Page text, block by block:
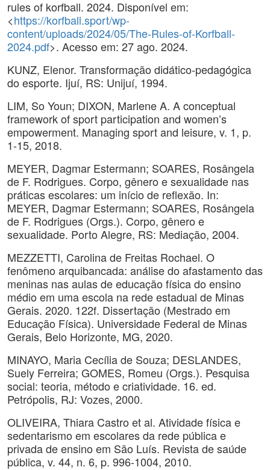
rules of korfball. 2024. Disponível em:
<https://korfball.sport/wp-
content/uploads/2024/05/The-Rules-of-Korfball-
2024.pdf>. Acesso em: 27 ago. 2024.
KUNZ, Elenor. Transformação didático-pedagógica
do esporte. Ijuí, RS: Unijuí, 1994.
LIM, So Youn; DIXON, Marlene A. A conceptual
framework of sport participation and women’s
empowerment. Managing sport and leisure, v. 1, p.
1-15, 2018.
MEYER, Dagmar Estermann; SOARES, Rosângela
de F. Rodrigues. Corpo, gênero e sexualidade nas
práticas escolares: um início de reflexão. In:
MEYER, Dagmar Estermann; SOARES, Rosângela
de F. Rodrigues (Orgs.). Corpo, gênero e
sexualidade. Porto Alegre, RS: Mediação, 2004.
MEZZETTI, Carolina de Freitas Rochael. O
fenômeno arquibancada: análise do afastamento das
meninas nas aulas de educação física do ensino
médio em uma escola na rede estadual de Minas
Gerais. 2020. 122f. Dissertação (Mestrado em
Educação Física). Universidade Federal de Minas
Gerais, Belo Horizonte, MG, 2020.
MINAYO, Maria Cecília de Souza; DESLANDES,
Suely Ferreira; GOMES, Romeu (Orgs.). Pesquisa
social: teoria, método e criatividade. 16. ed.
Petrópolis, RJ: Vozes, 2000.
OLIVEIRA, Thiara Castro et al. Atividade física e
sedentarismo em escolares da rede pública e
privada de ensino em São Luís. Revista de saúde
pública, v. 44, n. 6, p. 996-1004, 2010.